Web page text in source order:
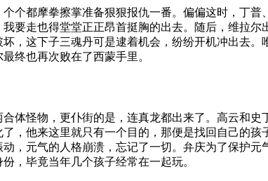
个都摩拳擦掌准备狠狠报仇一番。偏偏这时，丁
要走也得堂堂正正昂首挺胸的出去。随后，维拉
，这下子三魂丹可是逮着机会，纷纷开机冲出去。
终也再次败在了西蒙手里。
体怪物，更仆街的是，连真龙都出来了。高云和史
，他来这里就只有一个目的，那便是找回自己的
，元气的人格崩溃，忘记了一切。弁庆为了保护
，毕竟当年几个孩子经常在一起玩。